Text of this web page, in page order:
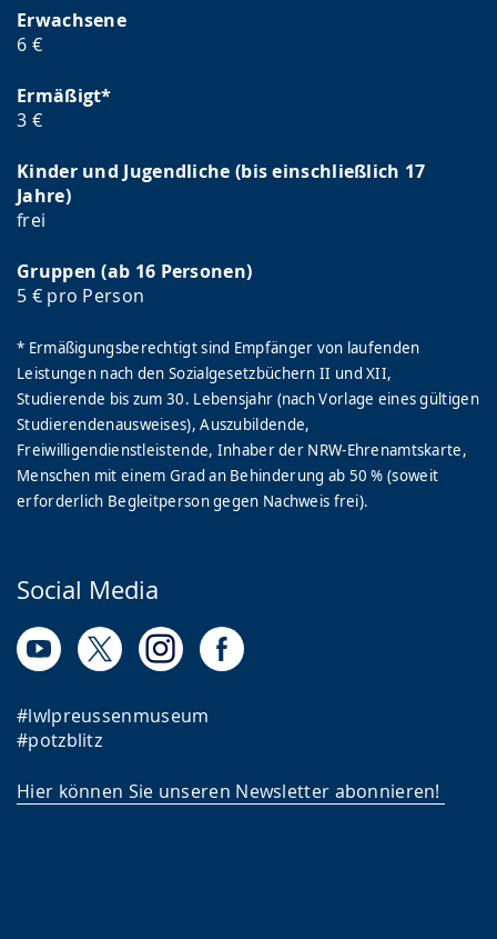
Erwachsene
6 €
Ermäßigt*
3 €
Kinder und Jugendliche (bis einschließlich 17
Jahre)
frei
Gruppen (ab 16 Personen)
5 € pro Person
* Ermäßigungsberechtigt sind Empfänger von laufenden
Leistungen nach den Sozialgesetzbüchern II und XII,
Studierende bis zum 30. Lebensjahr (nach Vorlage eines gültigen
Studierendenausweises), Auszubildende,
Freiwilligendienstleistende, Inhaber der NRW-Ehrenamtskarte,
Menschen mit einem Grad an Behinderung ab 50 % (soweit
erforderlich Begleitperson gegen Nachweis frei).
Social Media
#lwlpreussenmuseum
#potzblitz
Hier können Sie unseren Newsletter abonnieren!